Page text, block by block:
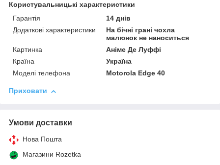
Користувальницькі характеристики
Гарантія
14 днів
Додаткові характеристики
На бічні грані чохла
малюнок не наноситься
Картинка
Аніме Де Луффі
Країна
Україна
Моделі телефона
Motorola Edge 40
Приховати
Умови доставки
Нова Пошта
Магазини Rozetka